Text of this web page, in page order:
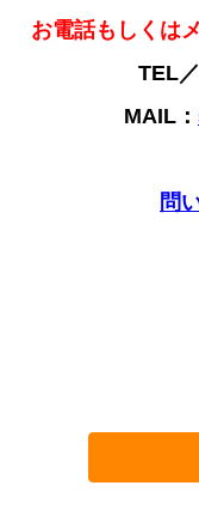
お電話もしくは
TEL
MAIL：
問